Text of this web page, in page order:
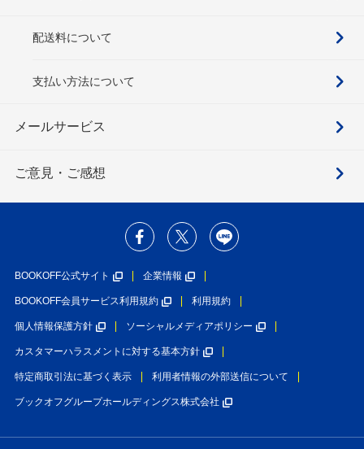
配送料について
支払い方法について
メールサービス
ご意見・ご感想
BOOKOFF公式サイト 企業情報
BOOKOFF会員サービス利用規約 利用規約
個人情報保護方針 ソーシャルメディアポリシー
カスタマーハラスメントに対する基本方針
特定商取引法に基づく表示 利用者情報の外部送信について
ブックオフグループホールディングス株式会社